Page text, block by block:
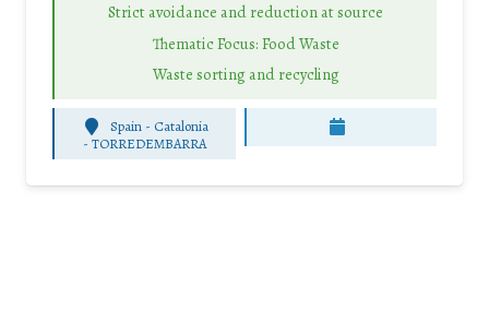
Strict avoidance and reduction at source
Thematic Focus: Food Waste
Waste sorting and recycling
Spain - Catalonia
-TORREDEMBARRA